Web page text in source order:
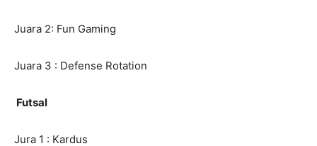
Juara 2: Fun Gaming
Juara 3 : Defense Rotation
Futsal
Jura 1 : Kardus